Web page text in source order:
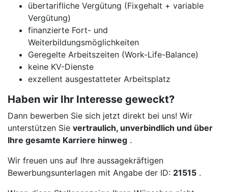
übertarifliche Vergütung (Fixgehalt + variable
Vergütung)
finanzierte Fort- und
Weiterbildungsmöglichkeiten
Geregelte Arbeitszeiten (Work-Life-Balance)
keine KV-Dienste
exzellent ausgestatteter Arbeitsplatz
Haben wir Ihr Interesse geweckt?
Dann bewerben Sie sich jetzt direkt bei uns! Wir
unterstützen Sie vertraulich, unverbindlich und über
Ihre gesamte Karriere hinweg .
Wir freuen uns auf Ihre aussagekräftigen
Bewerbungsunterlagen mit Angabe der ID: 21515 .